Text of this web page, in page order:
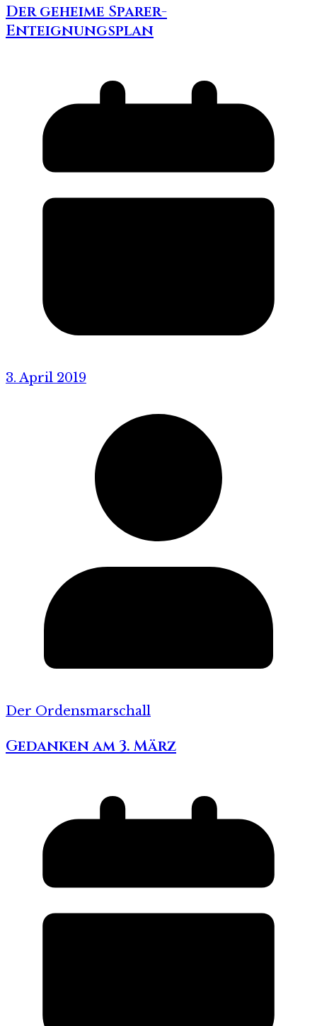
Der geheime Sparer-
Enteignungsplan
3. April 2019
Der Ordensmarschall
Gedanken am 3. März